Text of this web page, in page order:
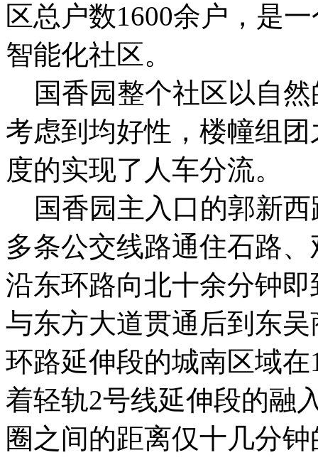
区总户数1600余户，是
智能化社区。
国香园整个社区以自然
考虑到均好性，楼幢组
度的实现了人车分流。
国香园主入口的郭新西
多条公交线路通住石路
沿东环路向北十余分钟
与东方大道贯通后到东
环路延伸段的城南区域
着轻轨2号线延伸段的融
圈之间的距离仅十几分